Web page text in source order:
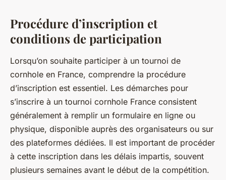
Procédure d’inscription et
conditions de participation
Lorsqu’on souhaite participer à un tournoi de
cornhole en France, comprendre la procédure
d’inscription est essentiel. Les démarches pour
s’inscrire à un tournoi cornhole France consistent
généralement à remplir un formulaire en ligne ou
physique, disponible auprès des organisateurs ou sur
des plateformes dédiées. Il est important de procéder
à cette inscription dans les délais impartis, souvent
plusieurs semaines avant le début de la compétition.